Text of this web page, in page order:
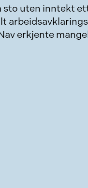
sto uten inntekt
erkjente